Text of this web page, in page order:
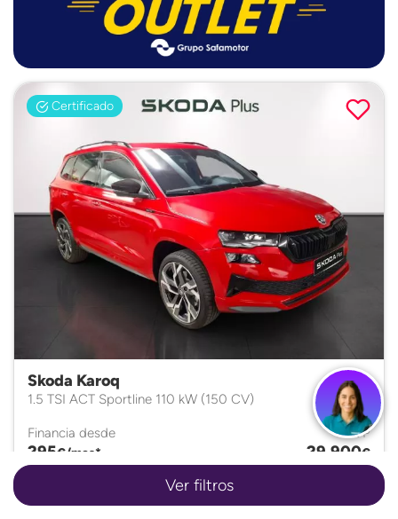
Certificado
Skoda Karoq
1.5 TSI ACT Sportline 110 kW (150 CV)
Financia desde
295€/mes*
PVP
29.900€
Gasolina • 2025 • Manual • 6.644Km.
Ver filtros